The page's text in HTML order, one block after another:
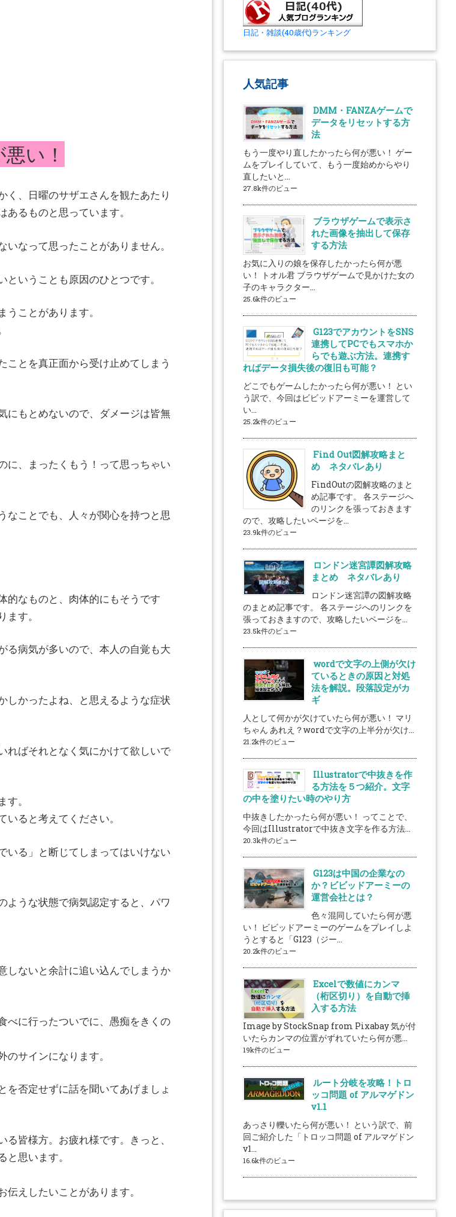
い！
く、日曜のサザエさんを観たあたり
るものと思っています。
なって思ったことがありません。
いうことも原因のひとつです。
ことがあります。
ことを真正面から受け止めてしまう
にもとめないので、ダメージは皆無
に、まったくもう！って思っちゃい
なことでも、人々が関心を持つと思
的なものと、肉体的にもそうです
す。
る病気が多いので、本人の自覚も大
しかったよね、と思えるような症状
ればそれとなく気にかけて欲しいで
。
ると考えてください。
いる」と断じてしまってはいけない
ような状態で病気認定すると、パワ
しないと余計に追い込んでしまうか
べに行ったついでに、愚痴をきくの
サインになります。
を否定せずに話を聞いてあげましょ
皆様方。お疲れ様です。きっと、
思います。
えしたいことがあります。
日記・雑談(40歳代)ランキング
人気記事
DMM・FANZAゲームで
データをリセットする方
法
もう一度やり直したかったら何が悪い！ ゲー
ムをプレイしていて、もう一度始めからやり
直したいと...
27.8k件のビュー
ブラウザゲームで表示さ
れた画像を抽出して保存
する方法
お気に入りの娘を保存したかったら何が悪
い！ トオル君 ブラウザゲームで見かけた女の
子のキャラクター...
25.6k件のビュー
G123でアカウントをSNS
連携してPCでもスマホか
らでも遊ぶ方法。連携す
ればデータ損失後の復旧も可能？
どこでもゲームしたかったら何が悪い！ とい
う訳で、今回はビビッドアーミーを運営して
い...
25.2k件のビュー
Find Out図解攻略まと
め ネタバレあり
FindOutの図解攻略のまと
め記事です。 各ステージへ
のリンクを張っておきます
ので、攻略したいページを...
23.9k件のビュー
ロンドン迷宮譚図解攻略
まとめ ネタバレあり
ロンドン迷宮譚の図解攻略
のまとめ記事です。 各ステージへのリンクを
張っておきますので、攻略したいページを...
23.5k件のビュー
wordで文字の上側が欠け
ているときの原因と対処
法を解説。段落設定がカ
ギ
人として何かが欠けていたら何が悪い！ マリ
ちゃん あれえ？wordで文字の上半分が欠け...
21.2k件のビュー
Illustratorで中抜きを作
る方法を５つ紹介。文字
の中を塗りたい時のやり方
中抜きしたかったら何が悪い！ ってことで、
今回はIllustratorで中抜き文字を作る方法...
20.3k件のビュー
G123は中国の企業なの
か？ビビッドアーミーの
運営会社とは？
色々混同していたら何が悪
い！ ビビッドアーミーのゲームをプレイしよ
うとすると「G123（ジー...
20.2k件のビュー
Excelで数値にカンマ
（桁区切り）を自動で挿
入する方法
Image by StockSnap from Pixabay 気が付
いたらカンマの位置がずれていたら何が悪...
19k件のビュー
ルート分岐を攻略！トロ
ッコ問題 of アルマゲドン
v1.1
あっさり轢いたら何が悪い！ という訳で、前
回ご紹介した「トロッコ問題 of アルマゲドン
v1...
16.6k件のビュー